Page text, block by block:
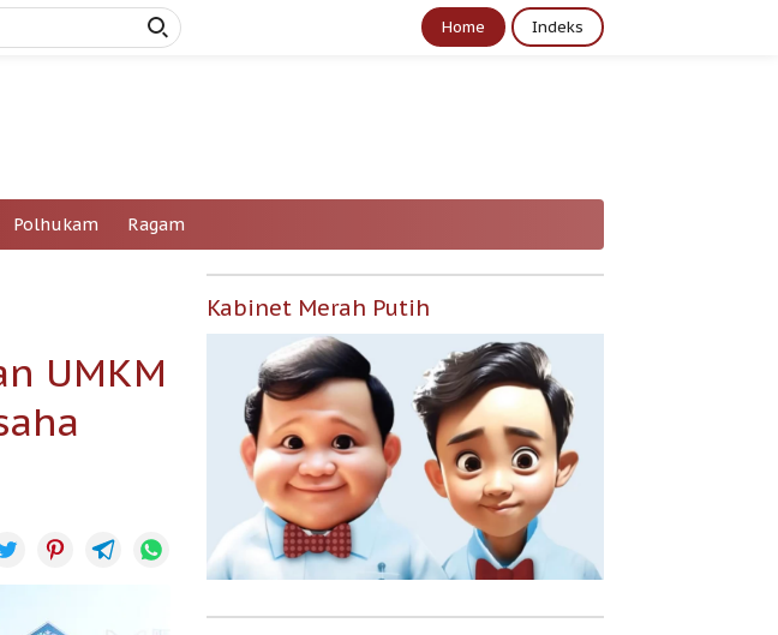
Home Indeks
Polhukam Ragam
UMKM
Kabinet Merah Putih